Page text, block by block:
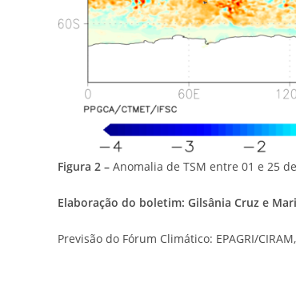
Figura 2 – Anomalia de TSM entre 01 e 25
Elaboração do boletim: Gilsânia Cruz e
Previsão do Fórum Climático: EPAGRI/CIRAM,